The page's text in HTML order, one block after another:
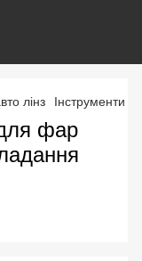
лінз Інструменти
фар